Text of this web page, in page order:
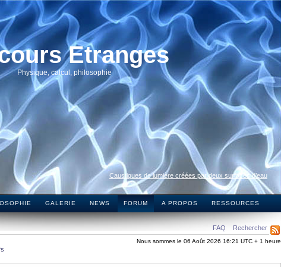
Etranges
Physique, calcul, philosophie
Caustiques de lumière créées par deux surfaces d’eau
GALERIE NEWS FORUM A PROPOS RESSOURCES
FAQ Rechercher
Nous sommes le 06 Août 2026 16:21 UTC + 1 heure